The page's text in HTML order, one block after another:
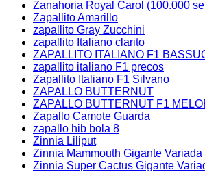
Zanahoria Royal Carol (100.000
Zapallito Amarillo
zapallito Gray Zucchini
zapallito Italiano clarito
ZAPALLITO ITALIANO F1
zapallito italiano F1 precos
Zapallito Italiano F1 Silvano
ZAPALLO BUTTERNUT
ZAPALLO BUTTERNUT F1
Zapallo Camote Guarda
zapallo hib bola 8
Zinnia Liliput
Zinnia Mammouth Gigante Variada
Zinnia Super Cactus Gigante